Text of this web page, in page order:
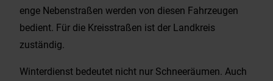
enge Nebenstraßen werden von diesen Fahrzeugen
bedient. Für die Kreisstraßen ist der Landkreis
zuständig.
Winterdienst bedeutet nicht nur Schneeräumen. Auch